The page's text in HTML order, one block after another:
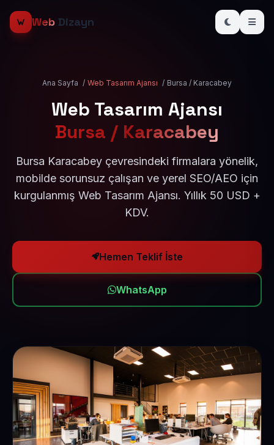
Web Dizayn
Ana Sayfa / Web Tasarım Ajansı / Bursa / Karacabey
Web Tasarım Ajansı
Bursa / Karacabey
Bursa Karacabey çevresindeki firmalara yönelik,
mobilde sorunsuz çalışan ve yerel SEO/AEO için
kurgulanmış Web Tasarım Ajansı. Yıllık 50 USD +
KDV.
Hemen Teklif İste
WhatsApp